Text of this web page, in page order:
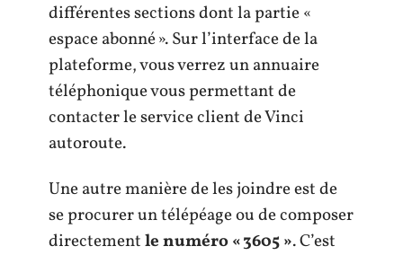
différentes sections dont la partie «
espace abonné ». Sur l’interface de la
plateforme, vous verrez un annuaire
téléphonique vous permettant de
contacter le service client de Vinci
autoroute.
Une autre manière de les joindre est de
se procurer un télépéage ou de composer
directementle numéro « 3605 ». C’est